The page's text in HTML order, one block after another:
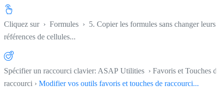
Cliquez sur › Formules › 5. Copier les formules sans changer leurs
références de cellules...
Spécifier un raccourci clavier: ASAP Utilities › Favoris et Touches de
raccourci › Modifier vos outils favoris et touches de raccourci...